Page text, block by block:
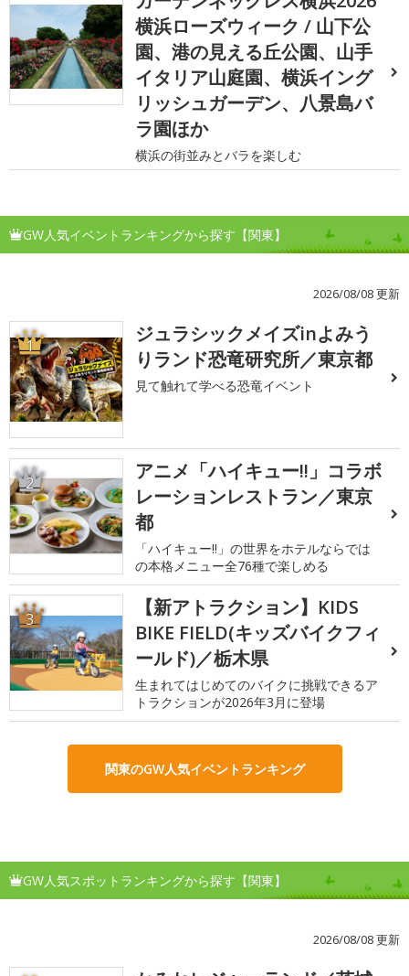
横浜ローズウィーク / 山下公
園、港の見える丘公園、山手
イタリア山庭園、横浜イング
リッシュガーデン、八景島バ
ラ園ほか
横浜の街並みとバラを楽しむ
GW人気イベントランキングから探す【関東】
2026/08/08 更新
1
ジュラシックメイズinよみう
りランド恐竜研究所／東京都
見て触れて学べる恐竜イベント
2
アニメ「ハイキュー!!」コラボ
レーションレストラン／東京
都
「ハイキュー!!」の世界をホテルならでは
の本格メニュー全76種で楽しめる
3
【新アトラクション】KIDS
BIKE FIELD(キッズバイクフィ
ールド)／栃木県
生まれてはじめてのバイクに挑戦できるア
トラクションが2026年3月に登場
関東のGW人気イベントランキング
GW人気スポットランキングから探す【関東】
2026/08/08 更新